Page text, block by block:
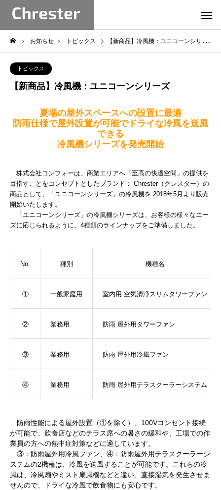
お知らせ トピックス 【新商品】冷風機：ユニコーンシリーズ
トピックス
【新商品】冷風機：ユニコーンシリーズ
夏場の屋外スペースへの設置に最適
防雨仕様で屋外設置が可能でドライな冷風を送風
できる
冷風機シリーズを発売開始
株式会社コンフォーは、商業エリアへ「至高の快適空間」の提供を
目指すことをコンセプトとしたブランド： Chrester（クレスター）の
商品として、「ユニコーンシリーズ」の冷風機を 2018年5月より販売
開始いたします。
「ユニコーンシリーズ」の冷風機シリーズは、お客様の様々なニー
ズに応じられるように、4種類のラインナップをご準備しました。
No. 種別 機種名
① 一般家庭用 室内用 空気清浄スリムタワーファン
② 業務用 防雨 屋外用 タワーファン
③ 業務用 防雨 屋外用冷風ファン
④ 業務用 防雨 屋外用 テラスクーラーシステム
防雨性能による屋外設置（①を除く）、100Vコンセント接続
が可能で、飲食店などのテラス席への暑さの緩和や、工場での作
業員の方への熱中症対策などに適しています。
③：防雨屋外用冷風ファン、④：防雨屋外用テラスクーラーシ
ステムの2機種は、冷風を送風することが可能です。これらの冷
風は、冷風扇やミスト扇風機などと違い、直接湿気を発生させま
せんので、ドライな冷風で飲食物にも安心です。